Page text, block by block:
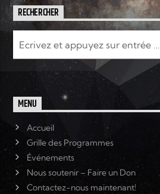
RECHERCHER
MENU
Accueil
Grille des Programmes
Événements
Nous soutenir – Faire un Don
Contactez-nous maintenant!